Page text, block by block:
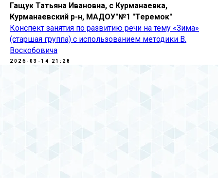
Гащук Татьяна Ивановна, с Курманаевка,
Курманаевский р-н, МАДОУ"№1 "Теремок"
Конспект занятия по развитию речи на тему «Зима»
(старшая группа) с использованием методики В.
Воскобовича
2026-03-14 21:28